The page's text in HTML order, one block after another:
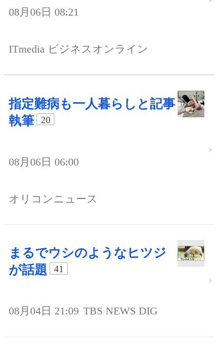
08月06日 08:21
ITmedia ビジネスオンライン
指定難病も一人暮らしと記事
執筆
20
08月06日 06:00
オリコンニュース
まるでウシのようなヒツジ
が話題
41
08月04日 21:09 TBS NEWS DIG